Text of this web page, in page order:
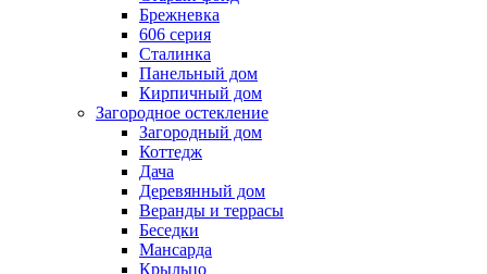
Брежневка
606 серия
Сталинка
Панельный дом
Кирпичный дом
Загородное остекление
Загородный дом
Коттедж
Дача
Деревянный дом
Веранды и террасы
Беседки
Мансарда
Крыльцо